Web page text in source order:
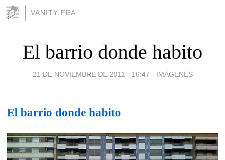
VANITY FEA
El barrio donde habito
21 DE NOVIEMBRE DE 2011 - 16:47 - IMÁGENES
El barrio donde habito